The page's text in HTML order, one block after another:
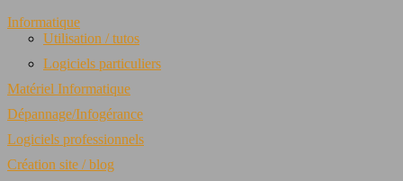
Informatique
Utilisation / tutos
Logiciels particuliers
Matériel Informatique
Dépannage/Infogérance
Logiciels professionnels
Création site / blog